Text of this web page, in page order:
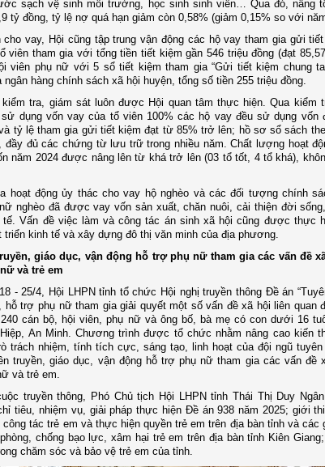
sạch vệ sinh môi trường, học sinh sinh viên… Qua đó, nâng
tỷ đồng, tỷ lệ nợ quá hạn giảm còn 0,58% (giảm 0,15% so với
cho vay, Hội cũng tập trung vận động các hộ vay tham gia gửi
viên tham gia với tổng tiền tiết kiệm gần 546 triệu đồng (đạt
viên phụ nữ với 5 sổ tiết kiệm tham gia “Gửi tiết kiệm chung
ngân hàng chính sách xã hội huyện, tổng số tiền 255 triệu đồng.
kiểm tra, giám sát luôn được Hội quan tâm thực hiện. Qua kiểm
dụng vốn vay của tổ viên 100% các hộ vay đều sử dụng vốn
tỷ lệ tham gia gửi tiết kiệm đạt từ 85% trở lên; hồ sơ sổ sách
đầy đủ các chứng từ lưu trữ trong nhiều năm. Chất lượng hoạt
năm 2024 được nâng lên từ khá trở lên (03 tổ tốt, 4 tổ khá),
hoạt động ủy thác cho vay hộ nghèo và các đối tượng chính
nghèo đã được vay vốn sản xuất, chăn nuôi, cải thiện đời
tế. Vấn đề việc làm và công tác án sinh xã hội cũng được thực
triển kinh tế và xây dựng đô thị văn minh của địa phương.
giáo dục, vận động hỗ trợ phụ nữ tham gia các vấn đề
và trẻ em
- 25/4, Hội LHPN tỉnh tổ chức Hội nghị truyền thông Đề án
hỗ trợ phụ nữ tham gia giải quyết một số vấn đề xã hội liên quan
cán bộ, hội viên, phụ nữ và ông bố, bà mẹ có con dưới 16
An Minh. Chương trình được tổ chức nhằm nâng cao kiến
trách nhiệm, tính tích cực, sáng tạo, linh hoạt của đội ngũ
truyền, giáo dục, vận động hỗ trợ phụ nữ tham gia các vấn đề
và trẻ em.
truyền thông, Phó Chủ tịch Hội LHPN tỉnh Thái Thị Duy
tiêu, nhiệm vụ, giải pháp thực hiện Đề án 938 năm 2025; giới
công tác trẻ em và thực hiện quyền trẻ em trên địa bàn tỉnh và các
chống bạo lực, xâm hại trẻ em trên địa bàn tỉnh Kiên
chăm sóc và bảo vệ trẻ em của tỉnh.